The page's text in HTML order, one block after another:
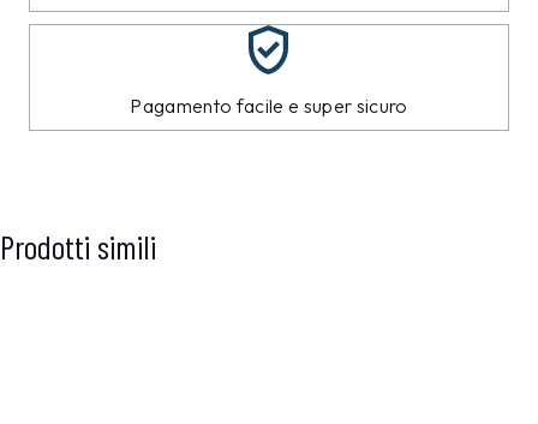
Pagamento facile e super sicuro
Prodotti simili